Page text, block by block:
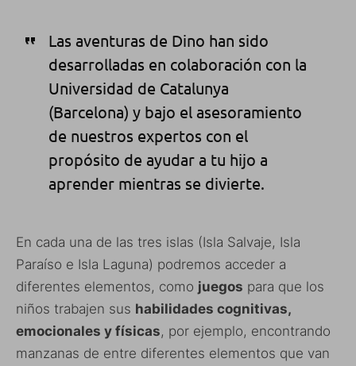
Las aventuras de Dino han sido
desarrolladas en colaboración con la
Universidad de Catalunya
(Barcelona) y bajo el asesoramiento
de nuestros expertos con el
propósito de ayudar a tu hijo a
aprender mientras se divierte.
En cada una de las tres islas (Isla Salvaje, Isla
Paraíso e Isla Laguna) podremos acceder a
diferentes elementos, como juegos para que los
niños trabajen sus habilidades cognitivas,
emocionales y físicas, por ejemplo, encontrando
manzanas de entre diferentes elementos que van